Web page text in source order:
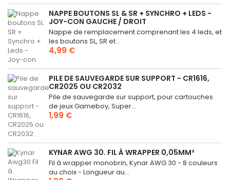
NAPPE BOUTONS SL & SR + SYNCHRO + LEDS -
JOY-CON GAUCHE / DROIT
Nappe de remplacement comprenant les 4 leds, et
les boutons SL, SR et...
4,99 €
PILE DE SAUVEGARDE SUR SUPPORT - CR1616,
CR2025 OU CR2032
Pile de sauvegarde sur support, pour cartouches
de jeux Gameboy, Super...
1,99 €
KYNAR AWG 30. FIL À WRAPPER 0,05MM²
Fil à wrapper monobrin, Kynar AWG 30 - 8 couleurs
au choix - Longueur au...